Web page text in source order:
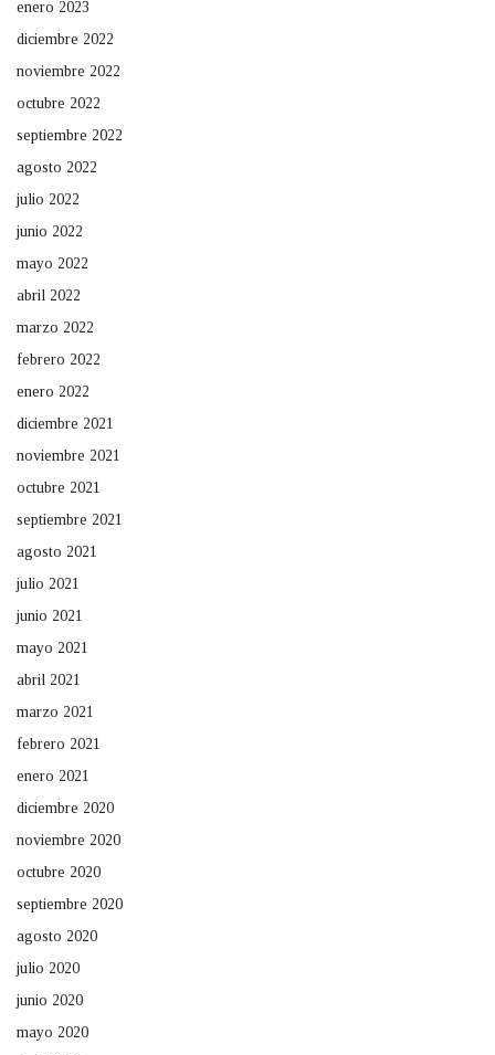
enero 2023
diciembre 2022
noviembre 2022
octubre 2022
septiembre 2022
agosto 2022
julio 2022
junio 2022
mayo 2022
abril 2022
marzo 2022
febrero 2022
enero 2022
diciembre 2021
noviembre 2021
octubre 2021
septiembre 2021
agosto 2021
julio 2021
junio 2021
mayo 2021
abril 2021
marzo 2021
febrero 2021
enero 2021
diciembre 2020
noviembre 2020
octubre 2020
septiembre 2020
agosto 2020
julio 2020
junio 2020
mayo 2020